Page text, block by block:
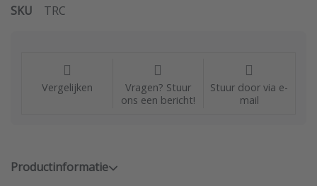
SKU
TRC
Vergelijken
Vragen? Stuur
ons een bericht!
Stuur door via e-
mail
Productinformatie